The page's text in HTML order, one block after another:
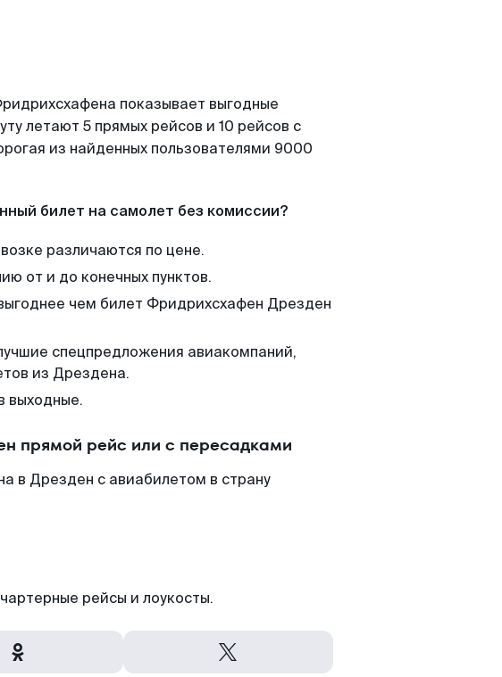
показывает выгодные
летают 5 прямых рейсов и 10 рейсов с
из найденных пользователями 9000
билет на самолет без комиссии?
различаются по цене.
от и до конечных пунктов.
чем билет Фридрихсхафен Дрезден
спецпредложения авиакомпаний,
из Дрездена.
выходные.
прямой рейс или с пересадками
в Дрезден с авиабилетом в страну
рейсы и лоукосты.